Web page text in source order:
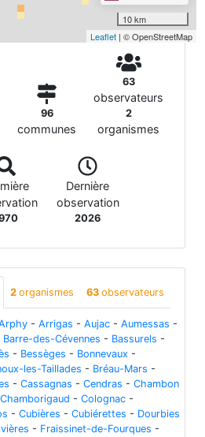
10 km
Leaflet | © OpenStreetMap
96
communes
63
observateurs
2
organismes
Dernière
observation
2026
2 organismes 63 observateurs
- Arrigas - Aujac - Aumessas -
Barre-des-Cévennes - Bassurels -
- Bessèges - Bonnevaux -
les-Taillades - Bréau-Mars -
- Cassagnas - Cendras - Chambon
Chamborigaud - Colognac -
- Cubières - Cubiérettes - Dourbies
- Fraissinet-de-Fourques -